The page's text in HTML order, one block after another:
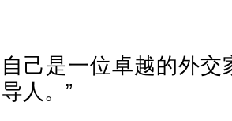
自己是一位卓越的外
导人。”